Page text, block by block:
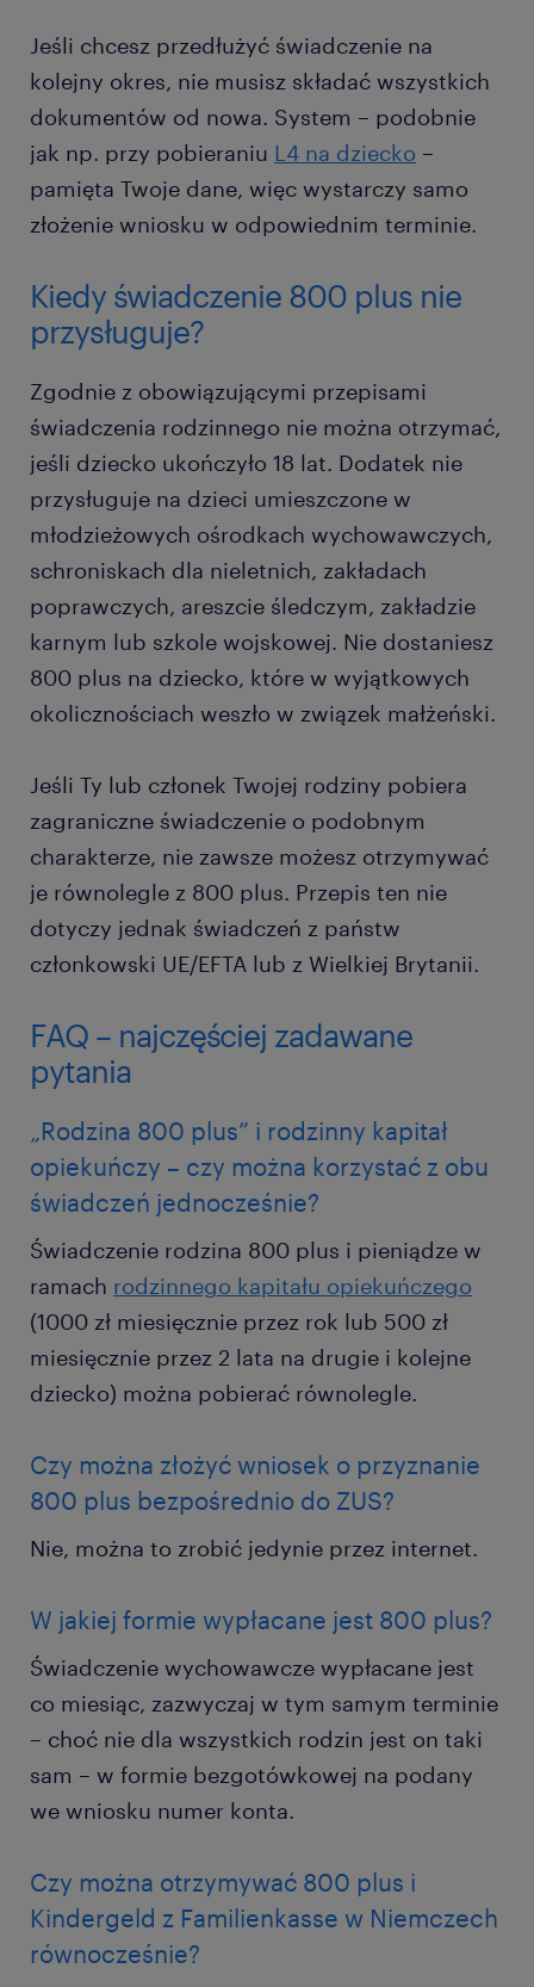
Jeśli chcesz przedłużyć świadczenie na
kolejny okres, nie musisz składać wszystkich
dokumentów od nowa. System – podobnie
jak np. przy pobieraniu L4 na dziecko –
pamięta Twoje dane, więc wystarczy samo
złożenie wniosku w odpowiednim terminie.
Kiedy świadczenie 800 plus nie
przysługuje?
Zgodnie z obowiązującymi przepisami
świadczenia rodzinnego nie można otrzymać,
jeśli dziecko ukończyło 18 lat. Dodatek nie
przysługuje na dzieci umieszczone w
młodzieżowych ośrodkach wychowawczych,
schroniskach dla nieletnich, zakładach
poprawczych, areszcie śledczym, zakładzie
karnym lub szkole wojskowej. Nie dostaniesz
800 plus na dziecko, które w wyjątkowych
okolicznościach weszło w związek małżeński.
Jeśli Ty lub członek Twojej rodziny pobiera
zagraniczne świadczenie o podobnym
charakterze, nie zawsze możesz otrzymywać
je równolegle z 800 plus. Przepis ten nie
dotyczy jednak świadczeń z państw
członkowski UE/EFTA lub z Wielkiej Brytanii.
FAQ – najczęściej zadawane
pytania
„Rodzina 800 plus” i rodzinny kapitał
opiekuńczy – czy można korzystać z obu
świadczeń jednocześnie?
Świadczenie rodzina 800 plus i pieniądze w
ramach rodzinnego kapitału opiekuńczego
(1000 zł miesięcznie przez rok lub 500 zł
miesięcznie przez 2 lata na drugie i kolejne
dziecko) można pobierać równolegle.
Czy można złożyć wniosek o przyznanie
800 plus bezpośrednio do ZUS?
Nie, można to zrobić jedynie przez internet.
W jakiej formie wypłacane jest 800 plus?
Świadczenie wychowawcze wypłacane jest
co miesiąc, zazwyczaj w tym samym terminie
– choć nie dla wszystkich rodzin jest on taki
sam – w formie bezgotówkowej na podany
we wniosku numer konta.
Czy można otrzymywać 800 plus i
Kindergeld z Familienkasse w Niemczech
równocześnie?